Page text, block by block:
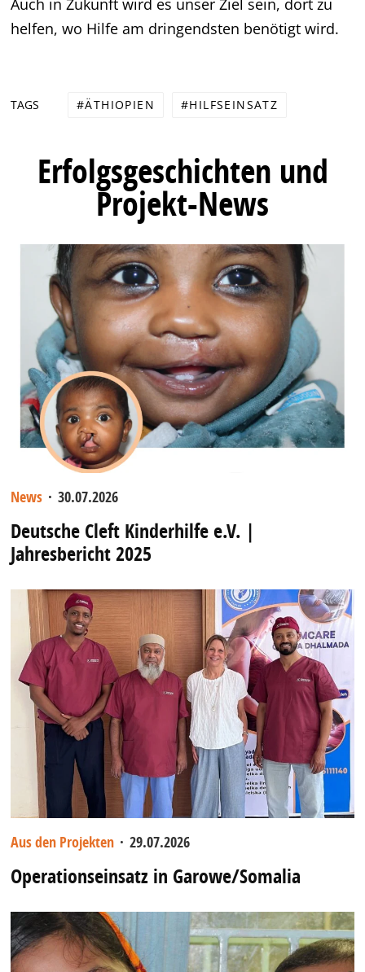
helfen, wo Hilfe am dringendsten benötigt wird.
TAGS ÄTHIOPIEN HILFSEINSATZ
Erfolgsgeschichten und
Projekt-News
News · 30.07.2026
Deutsche Cleft Kinderhilfe e.V. |
Jahresbericht 2025
Aus den Projekten · 29.07.2026
Operationseinsatz in Garowe/Somalia